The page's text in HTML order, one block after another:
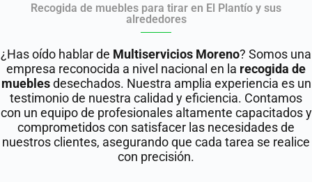
Recogida de muebles para tirar en El Plantío y sus
alrededores
¿Has oído hablar de Multiservicios Moreno? Somos una
empresa reconocida a nivel nacional en la recogida de
mueblesdesechados. Nuestra amplia experiencia es un
testimonio de nuestra calidad y eficiencia. Contamos
con un equipo de profesionales altamente capacitados y
comprometidos con satisfacer las necesidades de
nuestros clientes, asegurando que cada tarea se realice
con precisión.